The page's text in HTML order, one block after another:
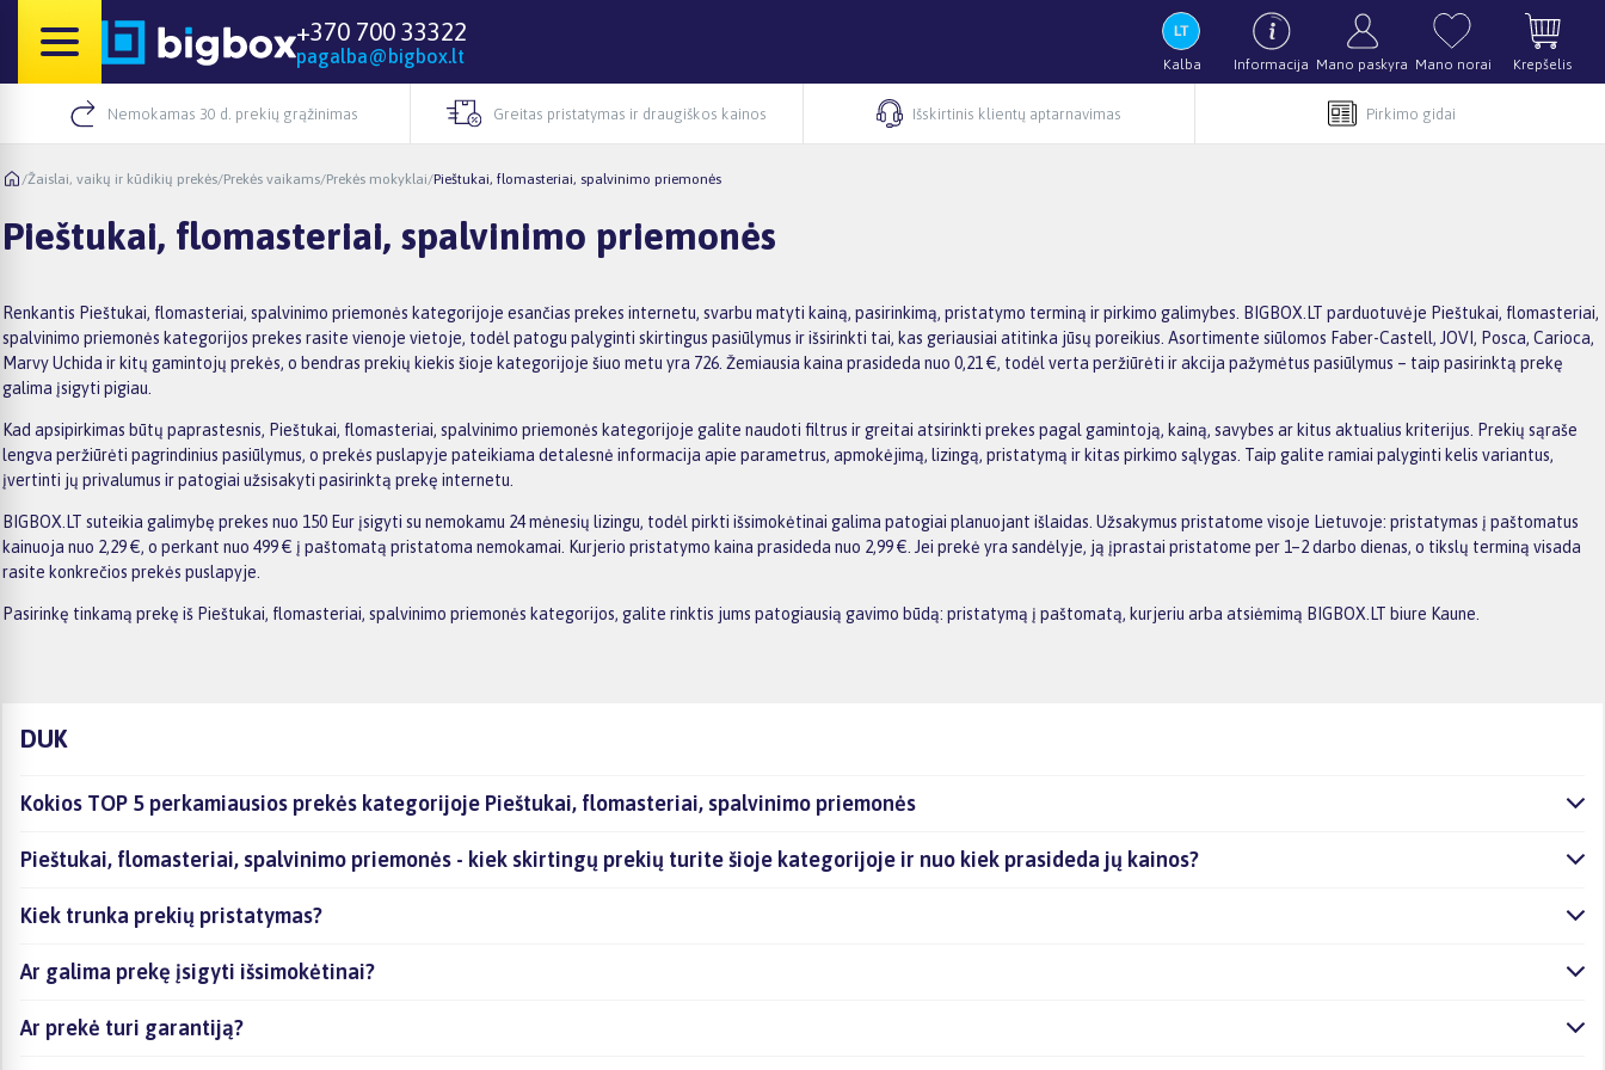
+370 700 33322
pagalba@bigbox.lt Kalba Informacija Mano paskyra Mano norai Krepšelis
Nemokamas 30 d. prekių grąžinimas Greitas pristatymas ir draugiškos kainos Išskirtinis klientų aptarnavimas Pirkimo gidai
/Žaislai, vaikų ir kūdikių prekės/Prekės vaikams/Prekės mokyklai/Pieštukai, flomasteriai, spalvinimo priemonės
Pieštukai, flomasteriai, spalvinimo priemonės
Renkantis Pieštukai, flomasteriai, spalvinimo priemonės kategorijoje esančias prekes internetu, svarbu matyti kainą, pasirinkimą, pristatymo terminą ir pirkimo galimybes. BIGBOX.LT parduotuvėje Pieštukai, flomasteriai,
spalvinimo priemonės kategorijos prekes rasite vienoje vietoje, todėl patogu palyginti skirtingus pasiūlymus ir išsirinkti tai, kas geriausiai atitinka jūsų poreikius. Asortimente siūlomos Faber-Castell, JOVI, Posca, Carioca,
Marvy Uchida ir kitų gamintojų prekės, o bendras prekių kiekis šioje kategorijoje šiuo metu yra 726. Žemiausia kaina prasideda nuo 0,21 €, todėl verta peržiūrėti ir akcija pažymėtus pasiūlymus – taip pasirinktą prekę
galima įsigyti pigiau.
Kad apsipirkimas būtų paprastesnis, Pieštukai, flomasteriai, spalvinimo priemonės kategorijoje galite naudoti filtrus ir greitai atsirinkti prekes pagal gamintoją, kainą, savybes ar kitus aktualius kriterijus. Prekių sąraše
lengva peržiūrėti pagrindinius pasiūlymus, o prekės puslapyje pateikiama detalesnė informacija apie parametrus, apmokėjimą, lizingą, pristatymą ir kitas pirkimo sąlygas. Taip galite ramiai palyginti kelis variantus,
įvertinti jų privalumus ir patogiai užsisakyti pasirinktą prekę internetu.
BIGBOX.LT suteikia galimybę prekes nuo 150 Eur įsigyti su nemokamu 24 mėnesių lizingu, todėl pirkti išsimokėtinai galima patogiai planuojant išlaidas. Užsakymus pristatome visoje Lietuvoje: pristatymas į paštomatus
kainuoja nuo 2,29 €, o perkant nuo 499 € į paštomatą pristatoma nemokamai. Kurjerio pristatymo kaina prasideda nuo 2,99 €. Jei prekė yra sandėlyje, ją įprastai pristatome per 1–2 darbo dienas, o tikslų terminą visada
rasite konkrečios prekės puslapyje.
Pasirinkę tinkamą prekę iš Pieštukai, flomasteriai, spalvinimo priemonės kategorijos, galite rinktis jums patogiausią gavimo būdą: pristatymą į paštomatą, kurjeriu arba atsiėmimą BIGBOX.LT biure Kaune.
DUK
Kokios TOP 5 perkamiausios prekės kategorijoje Pieštukai, flomasteriai, spalvinimo priemonės
Pieštukai, flomasteriai, spalvinimo priemonės - kiek skirtingų prekių turite šioje kategorijoje ir nuo kiek prasideda jų kainos?
Kiek trunka prekių pristatymas?
Ar galima prekę įsigyti išsimokėtinai?
Ar prekė turi garantiją?